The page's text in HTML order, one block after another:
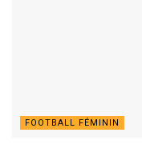
FOOTBALL FÉMININ